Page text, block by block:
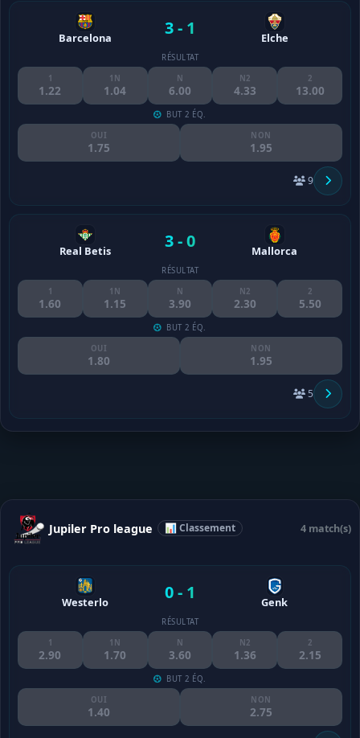
Barcelona 3 - 1 Elche
RÉSULTAT
1
1.22
1N
1.04
N
6.00
N2
4.33
2
13.00
BUT 2 ÉQ.
OUI
1.75
NON
1.95
9
Real Betis 3 - 0 Mallorca
RÉSULTAT
1
1.60
1N
1.15
N
3.90
N2
2.30
2
5.50
BUT 2 ÉQ.
OUI
1.80
NON
1.95
5
Jupiler Pro league 📊 Classement 4 match(s)
Westerlo 0 - 1 Genk
RÉSULTAT
1
2.90
1N
1.70
N
3.60
N2
1.36
2
2.15
BUT 2 ÉQ.
OUI
1.40
NON
2.75